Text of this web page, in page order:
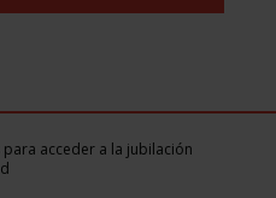
acceder a la jubilación